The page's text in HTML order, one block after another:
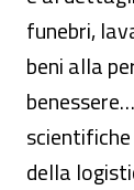
funebri,
beni alla
della